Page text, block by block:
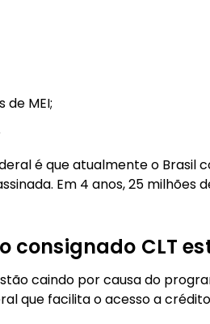
MEI;
é que atualmente o Brasil
Em 4 anos, 25 milhões
consignado CLT
caindo por causa do
que facilita o acesso a